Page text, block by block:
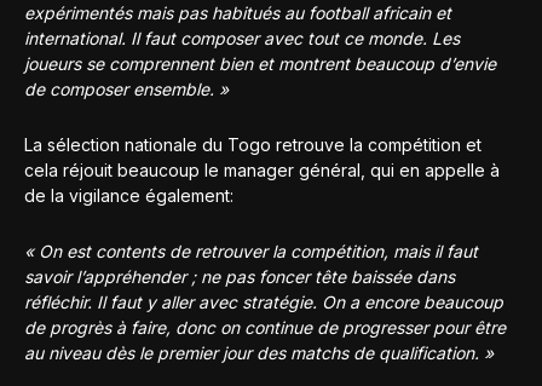
expérimentés mais pas habitués au football africain et
international. Il faut composer avec tout ce monde. Les
joueurs se comprennent bien et montrent beaucoup d’envie
de composer ensemble. »
La sélection nationale du Togo retrouve la compétition et
cela réjouit beaucoup le manager général, qui en appelle à
de la vigilance également:
« On est contents de retrouver la compétition, mais il faut
savoir l’appréhender ; ne pas foncer tête baissée dans
réfléchir. Il faut y aller avec stratégie. On a encore beaucoup
de progrès à faire, donc on continue de progresser pour être
au niveau dès le premier jour des matchs de qualification. »